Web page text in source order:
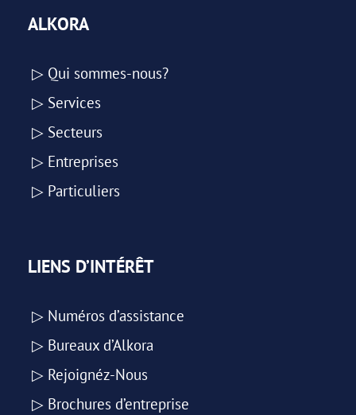
ALKORA
▷ Qui sommes-nous?
▷ Services
▷ Secteurs
▷ Entreprises
▷ Particuliers
LIENS D’INTÉRÊT
▷ Numéros d’assistance
▷ Bureaux d’Alkora
▷ Rejoignéz-Nous
▷ Brochures d’entreprise